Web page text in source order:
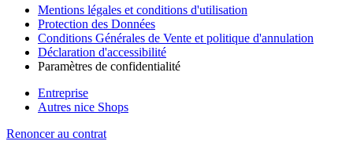
Mentions légales et conditions d'utilisation
Protection des Données
Conditions Générales de Vente et politique d'annulation
Déclaration d'accessibilité
Paramètres de confidentialité
Entreprise
Autres nice Shops
Renoncer au contrat